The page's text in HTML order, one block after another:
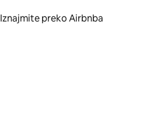
Iznajmite preko Airbnba